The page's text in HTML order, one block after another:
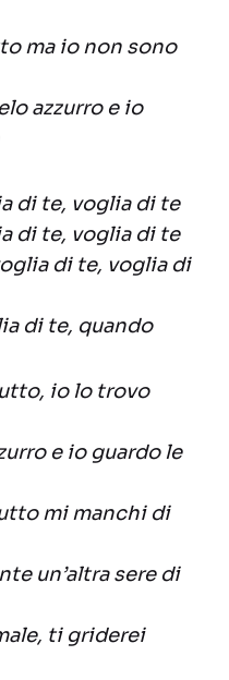
ma io non sono
azzurro e io
di te, voglia di te
di te, voglia di te
di te, voglia di
di te, quando
io lo trovo
e io guardo le
mi manchi di
un’altra sere di
ti griderei